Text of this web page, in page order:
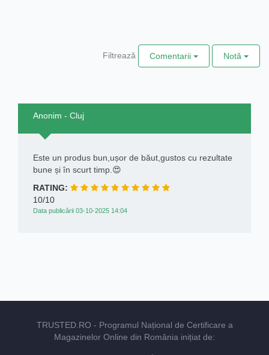
Filtrează Comentarii Notă
Anonim - Cluj
Este un produs bun,ușor de băut,gustos cu rezultate
bune și în scurt timp.😍
RATING:
10/10
Data publicării 03-10-2025 14:04
TRUSTED.RO - Programul Național de Certificare a
Magazinelor Online din România inițiat de: